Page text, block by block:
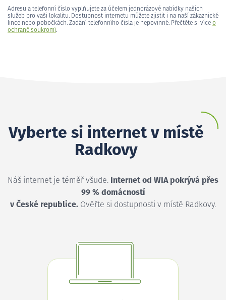
Adresu a telefonní číslo vyplňujete za účelem jednorázové nabídky našich
služeb pro vaši lokalitu. Dostupnost internetu můžete zjistit i na naší zákaznické
lince nebo pobočkách. Zadání telefonního čísla je nepovinné. Přečtěte si více o
ochraně soukromí.
Vyberte si internet v místě
Radkovy
Náš internet je téměř všude. Internet od WIA pokrývá přes
99 % domácností
v České republice. Ověřte si dostupnosti v místě Radkovy.